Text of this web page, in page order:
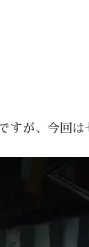
すが、今回